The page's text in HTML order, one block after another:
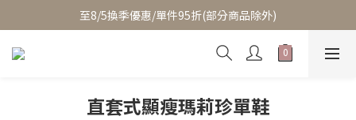
至8/5換季優惠/單件95折(部分商品除外)
至8/5換季優惠/單件95折(部分商品除外)
累積消費滿$3800即成為VIP/天天享95折優惠(可疊加折扣)
直套式顯瘦瑪莉珍單鞋